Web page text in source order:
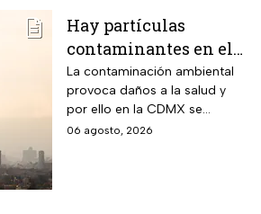
Hay partículas
contaminantes en el
ambiente; así está la
calidad del aire hoy
en CDMX
La contaminación ambiental
provoca daños a la salud y
por ello en la CDMX se
monitorea la calidad del aire
06 agosto, 2026